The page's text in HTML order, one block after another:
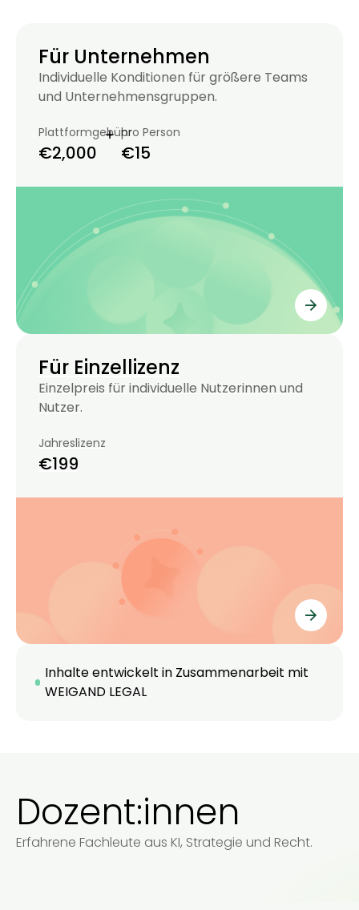
Für Unternehmen
Individuelle Konditionen für größere Teams
und Unternehmensgruppen.
Plattformgebühr
€2,000
+ pro Person
€15
Für Einzellizenz
Einzelpreis für individuelle Nutzerinnen und
Nutzer.
Jahreslizenz
€199
Inhalte entwickelt in Zusammenarbeit mit
WEIGAND LEGAL
Dozent:innen
Erfahrene Fachleute aus KI, Strategie und Recht.